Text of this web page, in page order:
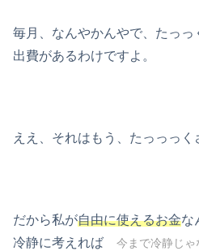
毎月、なんやかんやで、たっっ
出費があるわけですよ。
ええ、それはもう、たっっっく
だから私が自由に使えるお金な
冷静に考えれば 今まで冷静じ